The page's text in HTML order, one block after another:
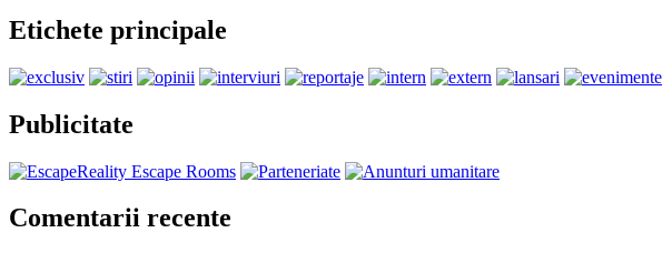
Etichete principale
Publicitate
Comentarii recente